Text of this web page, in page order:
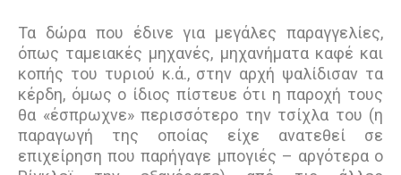
Τα δώρα που έδινε για µεγάλες παραγγελίες,
όπως ταµειακές µηχανές, µηχανήµατα καφέ και
κοπής του τυριού κ.ά., στην αρχή ψαλίδισαν τα
κέρδη, όµως ο ίδιος πίστευε ότι η παροχή τους
θα «έσπρωχνε» περισσότερο την τσίχλα του (η
παραγωγή της οποίας είχε ανατεθεί σε
επιχείρηση που παρήγαγε µπογιές – αργότερα ο